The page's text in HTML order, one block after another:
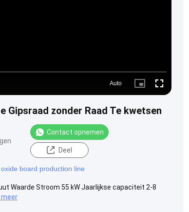
Auto
Picture- Fullscreen
Gipsraad zonder Raad Te kwetsen
Contact opnemen
Deel
board production line
Waarde Stroom 55 kW Jaarlijkse capaciteit 2-8
meer